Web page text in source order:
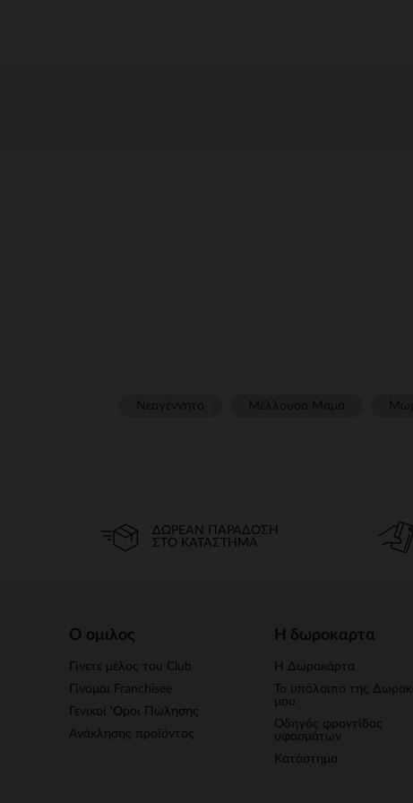
ΔΩΡΕΆΝ ΠΑΡΆΔΟΣΗ
ΣΤΟ ΚΑΤΆΣΤΗΜΑ
Ο ομιλος
Γίνετε μέλος του Club
Γίνομαι Franchisee
Γενικοί 'Οροι Πώλησης
Ανάκλησης προϊόντος
Η δωροκαρτα
Η Δωροκάρτα
Το υπόλοιπο της
μου
Οδηγός φροντίδας
υφασμάτων
Κατάστημα